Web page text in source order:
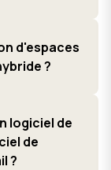
d'espaces
?
logiciel de
de
?